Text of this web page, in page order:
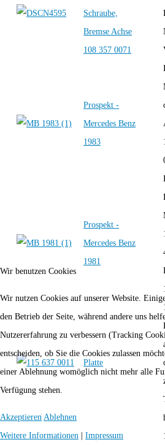
Schraube,
Bremse Achse
108 357 0071
Prospekt -
Mercedes Benz
1983
Prospekt -
Mercedes Benz
1981
Platte
Wir benutzen Cookies
Wir nutzen Cookies auf unserer Website.
den Betrieb der Seite, während andere uns
Nutzererfahrung zu verbessern (Tracking
entscheiden, ob Sie die Cookies zulassen
einer Ablehnung womöglich nicht mehr alle
Verfügung stehen.
Akzeptieren Ablehnen
Weitere Informationen
Impressum